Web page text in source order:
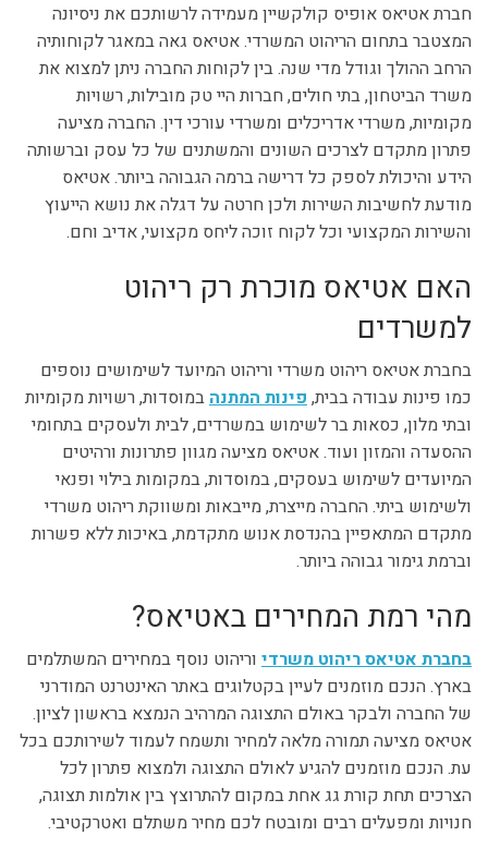
חברת אטיאס אופיס קולקשיין מעמידה לרשותכם את ניסיונה
המצטבר בתחום הריהוט המשרדי. אטיאס גאה במאגר לקוחותיה
הרחב ההולך וגודל מדי שנה. בין לקוחות החברה ניתן למצוא את
משרד הביטחון, בתי חולים, חברות היי טק מובילות, רשויות
מקומיות, משרדי אדריכלים ומשרדי עורכי דין. החברה מציעה
פתרון מתקדם לצרכים השונים והמשתנים של כל עסק וברשותה
הידע והיכולת לספק כל דרישה ברמה הגבוהה ביותר. אטיאס
מודעת לחשיבות השירות ולכן חרטה על דגלה את נושא הייעוץ
והשירות המקצועי וכל לקוח זוכה ליחס מקצועי, אדיב וחם.
האם אטיאס מוכרת רק ריהוט
למשרדים
בחברת אטיאס ריהוט משרדי וריהוט המיועד לשימושים נוספים
כמו פינות עבודה בבית,פינות המתנהבמוסדות, רשויות מקומיות
ובתי מלון, כסאות בר לשימוש במשרדים, לבית ולעסקים בתחומי
ההסעדה והמזון ועוד. אטיאס מציעה מגוון פתרונות ורהיטים
המיועדים לשימוש בעסקים, במוסדות, במקומות בילוי ופנאי
ולשימוש ביתי. החברה מייצרת, מייבאות ומשווקת ריהוט משרדי
מתקדם המתאפיין בהנדסת אנוש מתקדמת, באיכות ללא פשרות
וברמת גימור גבוהה ביותר.
מהי רמת המחירים באטיאס?
בחברת אטיאס ריהוט משרדי וריהוט נוסף במחירים המשתלמים
בארץ. הנכם מוזמנים לעיין בקטלוגים באתר האינטרנט המודרני
של החברה ולבקר באולם התצוגה המרהיב הנמצא בראשון לציון.
אטיאס מציעה תמורה מלאה למחיר ותשמח לעמוד לשירותכם בכל
עת. הנכם מוזמנים להגיע לאולם התצוגה ולמצוא פתרון לכל
הצרכים תחת קורת גג אחת במקום להתרוצץ בין אולמות תצוגה,
חנויות ומפעלים רבים ומובטח לכם מחיר משתלם ואטרקטיבי.